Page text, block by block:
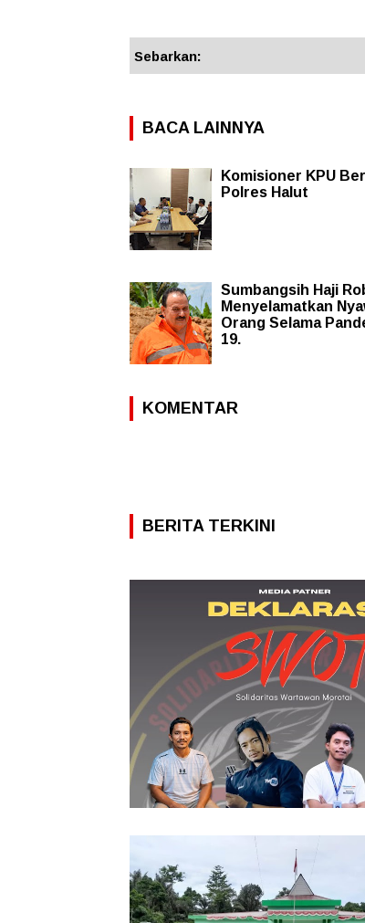
Sebarkan:
BACA LAINNYA
Komisioner KPU
Polres Halut
Sumbangsih Haji
Menyelamatkan
Orang Selama
19.
KOMENTAR
BERITA TERKINI